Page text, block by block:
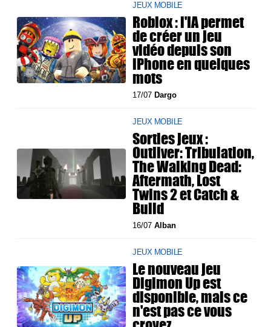
JEUX MOBILE
Roblox : l'IA permet
de créer un jeu
vidéo depuis son
iPhone en quelques
mots
17/07 Dargo
JEUX MOBILE
Sorties jeux :
Outliver: Tribulation,
The Walking Dead:
Aftermath, Lost
Twins 2 et Catch &
Build
16/07Alban
JEUX MOBILE
Le nouveau jeu
Digimon Up est
disponible, mais ce
n'est pas ce vous